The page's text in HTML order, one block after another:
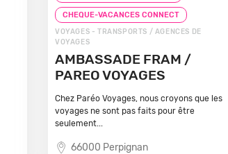
CHEQUE-VACANCES CONNECT
VOYAGES - TRANSPORTS / AGENCES DE
VOYAGES
AMBASSADE FRAM /
PAREO VOYAGES
Chez Paréo Voyages, nous croyons que les
voyages ne sont pas faits pour être
seulement...
66000 Perpignan